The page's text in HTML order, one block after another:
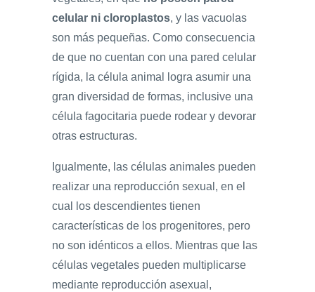
celular ni cloroplastos, y las vacuolas
son más pequeñas. Como consecuencia
de que no cuentan con una pared celular
rígida, la célula animal logra asumir una
gran diversidad de formas, inclusive una
célula fagocitaria puede rodear y devorar
otras estructuras.
Igualmente, las células animales pueden
realizar una reproducción sexual, en el
cual los descendientes tienen
características de los progenitores, pero
no son idénticos a ellos. Mientras que las
células vegetales pueden multiplicarse
mediante reproducción asexual,